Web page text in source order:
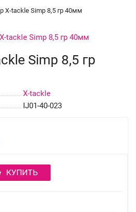
X-tackle Simp 8,5 гр 40мм
Simp 8,5 гр
X-tackle
IJ01-40-023
КУПИТЬ